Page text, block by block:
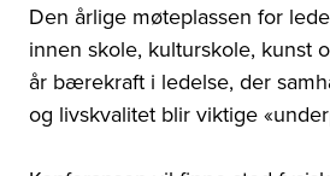
Den årlige møteplassen for
innen skole, kulturskole, kunst
år bærekraft i ledelse, der
og livskvalitet blir viktige